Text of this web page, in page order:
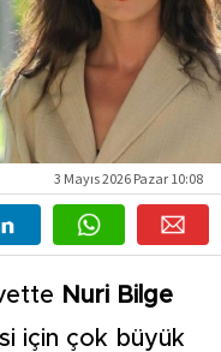
3 Mayıs 2026 Pazar 10:08
Nuri Bilge
için çok büyük